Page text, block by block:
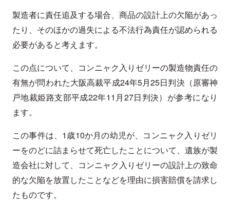
製造者に責任追及する場合、商品の設計上の欠陥があっ
たり、そのほかの過失による不法行為責任が認められる
必要があると考えます。
この点について、コンニャク入りゼリーの製造物責任の
有無が問われた大阪高裁平成24年5月25日判決（原審神
戸地裁姫路支部平成22年11月27日判決）が参考になり
ます。
この事件は、1歳10か月の幼児が、コンニャク入りゼリ
ーをのどに詰まらせて死亡したことについて、遺族が製
造会社に対して、コンニャク入りゼリーの設計上の致命
的な欠陥を放置したことなどを理由に損害賠償を請求し
たものです。